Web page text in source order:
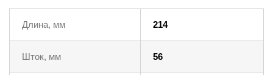
Длина, мм 214
Шток, мм 56